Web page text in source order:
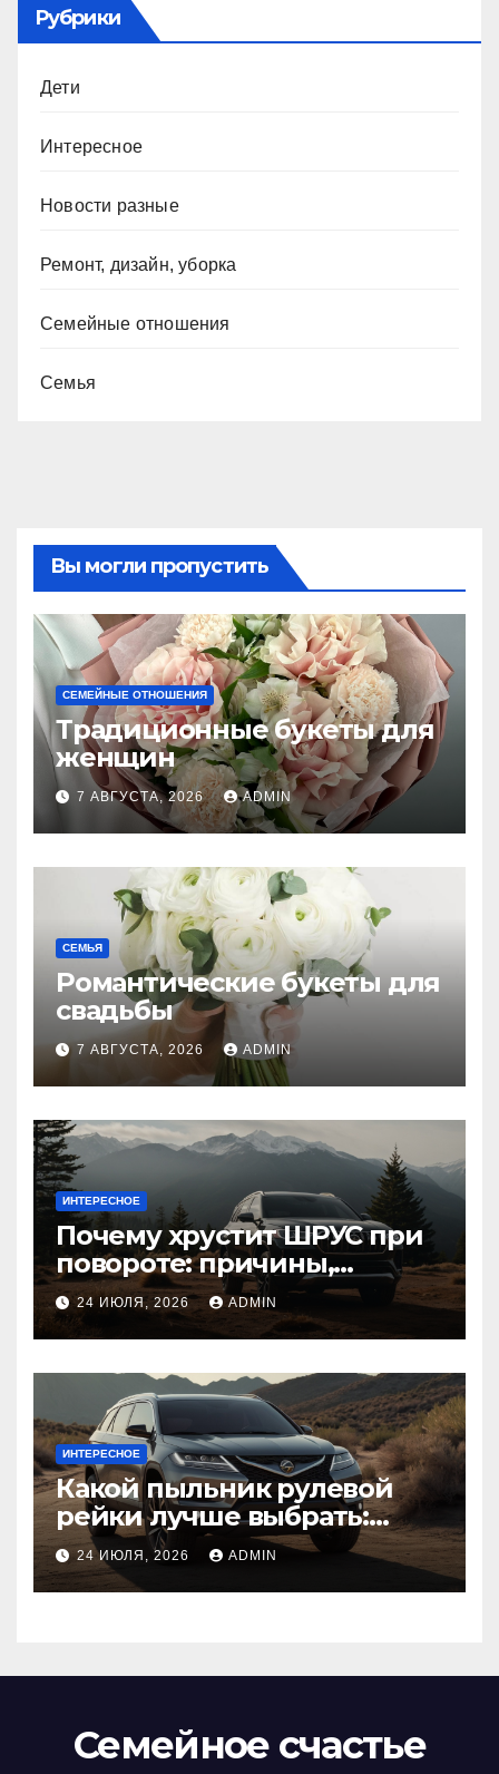
Рубрики
Дети
Интересное
Новости разные
Ремонт, дизайн, уборка
Семейные отношения
Семья
Вы могли пропустить
СЕМЕЙНЫЕ ОТНОШЕНИЯ
Традиционные букеты для
женщин
7 АВГУСТА, 2026 ADMIN
СЕМЬЯ
Романтические букеты для
свадьбы
7 АВГУСТА, 2026 ADMIN
ИНТЕРЕСНОЕ
Почему хрустит ШРУС при
повороте: причины,
диагностика
24 ИЮЛЯ, 2026 ADMIN
ИНТЕРЕСНОЕ
Какой пыльник рулевой
рейки лучше выбрать:
оригинальный или аналог,
резина или полиуретан
24 ИЮЛЯ, 2026 ADMIN
Семейное счастье